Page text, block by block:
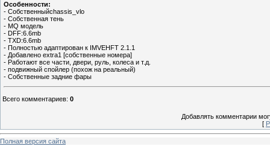
Особенности:
- Собственныйchassis_vlo
- Собственная тень
- MQ модель
- DFF:6.6mb
- TXD:6.6mb
- Полностью адаптирован к IMVEHFT 2.1.1
- Добавлено extra1 [собственные номера]
- Работают все части, двери, руль, колеса и т.д.
- подвижный спойлер (похож на реальный)
- Собственные задние фары
Всего комментариев: 0
Добавлять комментарии
[
Полная версия сайта